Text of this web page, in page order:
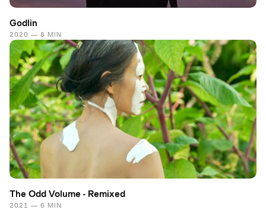
Godlin
2020 — 8 MIN
The Odd Volume - Remixed
2021 — 6 MIN